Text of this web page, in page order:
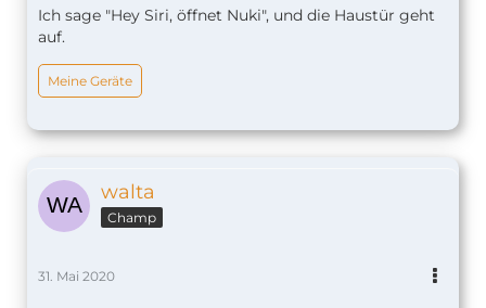
Ich sage "Hey Siri, öffnet Nuki", und die Haustür geht
auf.
Meine Geräte
walta
Champ
31. Mai 2020